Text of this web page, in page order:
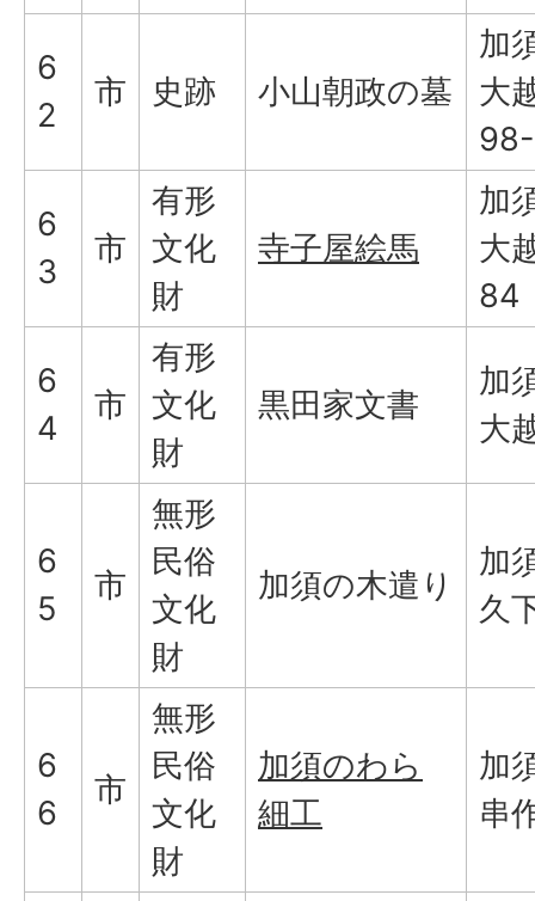
6
2
市 史跡 小山朝政の墓
加
大
6
3
市
有形
文化
財
寺子屋絵馬
加
大
84
6
4
市
有形
文化
財
黒田家文書
加
大
6
5
市
無形
民俗
文化
財
加須の木遣り
加
久
6
6
市
無形
民俗
文化
財
加須のわら
細工
加
串